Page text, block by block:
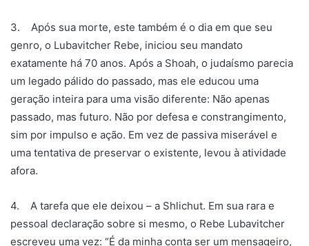
3. Após sua morte, este também é o dia em que seu
genro, o Lubavitcher Rebe, iniciou seu mandato
exatamente há 70 anos. Após a Shoah, o judaísmo parecia
um legado pálido do passado, mas ele educou uma
geração inteira para uma visão diferente: Não apenas
passado, mas futuro. Não por defesa e constrangimento,
sim por impulso e ação. Em vez de passiva miserável e
uma tentativa de preservar o existente, levou à atividade
afora.
4. A tarefa que ele deixou – a Shlichut. Em sua rara e
pessoal declaração sobre si mesmo, o Rebe Lubavitcher
escreveu uma vez: “É da minha conta ser um mensageiro,